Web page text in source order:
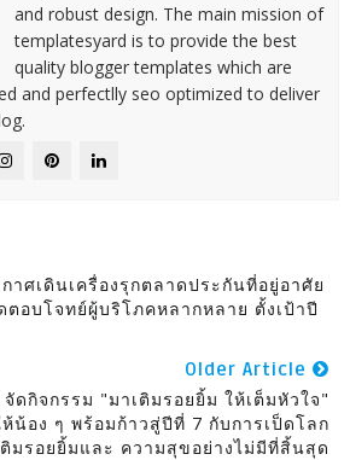
and robust design. The main mission of
templatesyard is to provide the best
quality blogger templates which are
and perfectlly seo optimized to deliver
ศเดินเครื่องรุกตลาดประกันที่อยู่อาศัย
อบโจทย์ผู้บริโภคหลากหลาย ตั้งเป้าปี
Older Article
ดกิจกรรม "มาเติมรอยยิ้ม ให้เต็มหัวใจ"
น้อง ๆ พร้อมก้าวสู่ปีที่ 7 กับการเป็ดโลก
มรอยยิ้มและ ความสุขอย่างไม่มีที่สิ้นสุด